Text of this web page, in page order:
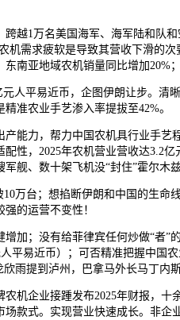
1万名美国海军、海军陆和队和
机需求疲软是导致其营收下滑的
南亚地域农机销量同比增加20%
平易近币，企图伊朗让步。清
准农业手艺渗入率提拔至42%。
力，帮力中国农机具行业手艺
性，2025年农机营业营收达3.2
舰、数十架飞机没“封住”霍尔木
台；想掐断伊朗和中国的生命线
的运营不变性！
；没有给菲律宾任何炒做“者”
人平易近币）；可否精准把握中
雨提到泸州，巴拿马外长马丁内
企业接踵发布2025年财报，十
款式。实现营业快速成长。非